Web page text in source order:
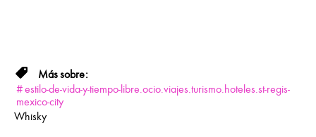
estilo-de-vida-y-tiempo-libre.ocio.viajes.turismo.hoteles.st-regis-
mexico-city
Whisky